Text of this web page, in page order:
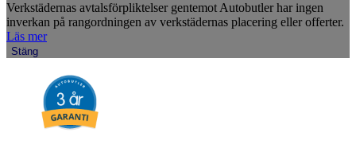
Verkstädernas avtalsförpliktelser gentemot Autobutler har ingen
inverkan på rangordningen av verkstädernas placering eller offerter.
Läs mer
Stäng